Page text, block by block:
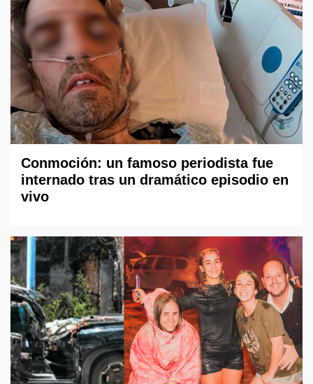
Conmoción: un famoso periodista fue
internado tras un dramático episodio en
vivo